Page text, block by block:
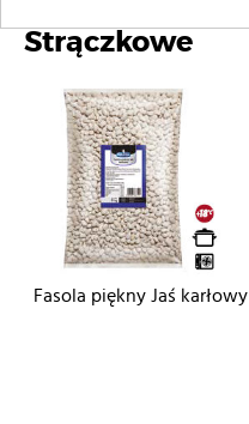
Strączkowe
Fasola piękny Jaś karłowy